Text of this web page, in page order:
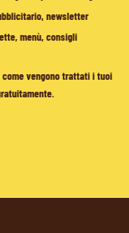
newsletter
menù, consigli
vengono trattati i tuoi